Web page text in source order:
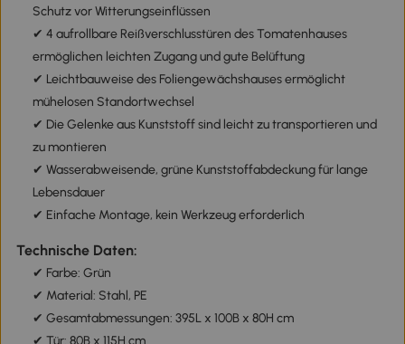
Schutz vor Witterungseinflüssen
✔ 4 aufrollbare Reißverschlusstüren des Tomatenhauses
ermöglichen leichten Zugang und gute Belüftung
✔ Leichtbauweise des Foliengewächshauses ermöglicht
mühelosen Standortwechsel
✔ Die Gelenke aus Kunststoff sind leicht zu transportieren und
zu montieren
✔ Wasserabweisende, grüne Kunststoffabdeckung für lange
Lebensdauer
✔ Einfache Montage, kein Werkzeug erforderlich
Technische Daten:
✔ Farbe: Grün
✔ Material: Stahl, PE
✔ Gesamtabmessungen: 395L x 100B x 80H cm